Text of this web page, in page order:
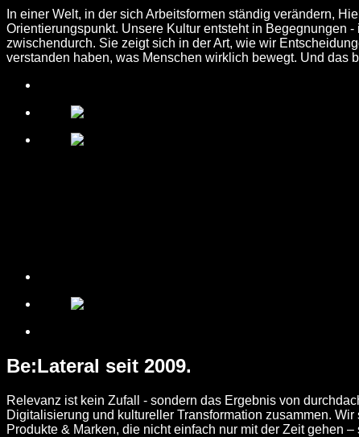
In einer Welt, in der sich Arbeitsformen ständig verändern,
Orientierungspunkt. Unsere Kultur entsteht in Begegnungen
zwischendurch. Sie zeigt sich in der Art, wie wir
verstanden haben, was Menschen wirklich bewegt. Und das
Be:Lateral seit 2009.
Relevanz ist kein Zufall - sondern das Ergebnis von
Digitalisierung und kultureller Transformation zusammen.
Produkte & Marken, die nicht einfach nur mit der Zeit gehen